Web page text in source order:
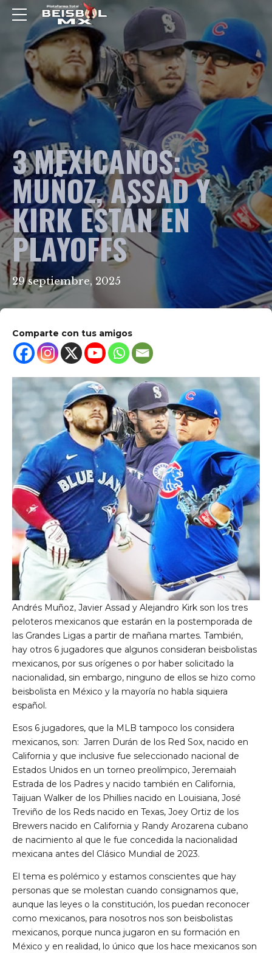
3 MEXICANOS:
MUÑOZ, ASSAD Y
KIRK ESTÁN EN
PLAYOFFS
29 septiembre, 2025
Comparte con tus amigos
Andrés Muñoz, Javier Assad y Alejandro Kirk son los tres
peloteros mexicanos que estarán en la postemporada de
las Grandes Ligas a partir de mañana martes. También,
hay otros 6 jugadores que algunos consideran beisbolistas
mexicanos, por sus orígenes o por haber solicitado la
nacionalidad, sin embargo, ninguno de ellos se hizo como
beisbolista en México y la mayoría no habla siquiera
español.
Esos 6 jugadores, que la MLB tampoco los considera
mexicanos, son: Jarren Durán de los Red Sox, nacido en
California y que inclusive fue seleccionado nacional de
Estados Unidos en un torneo preolímpico, Jeremaiah
Estrada de los Padres y nacido también en California,
Taijuan Walker de los Phillies nacido en Louisiana, José
Treviño de los Reds nacido en Texas, Joey Ortiz de los
Brewers nacido en California y Randy Arozarena cubano
de nacimiento al que le fue concedida la nacionalidad
mexicana antes del Clásico Mundial de 2023.
El tema es polémico y estamos conscientes que hay
personas que se molestan cuando consignamos que,
aunque las leyes o la constitución, los puedan reconocer
como mexicanos, para nosotros nos son beisbolistas
mexicanos, porque nunca jugaron en su formación en
México y en realidad, lo único que los hace mexicanos son